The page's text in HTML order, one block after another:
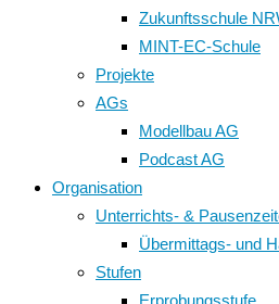
Zukunftsschule
MINT-EC-Schule
Projekte
AGs
Modellbau AG
Podcast AG
Organisation
Unterrichts- &
Übermittags- und
Stufen
Erprobungsstufe